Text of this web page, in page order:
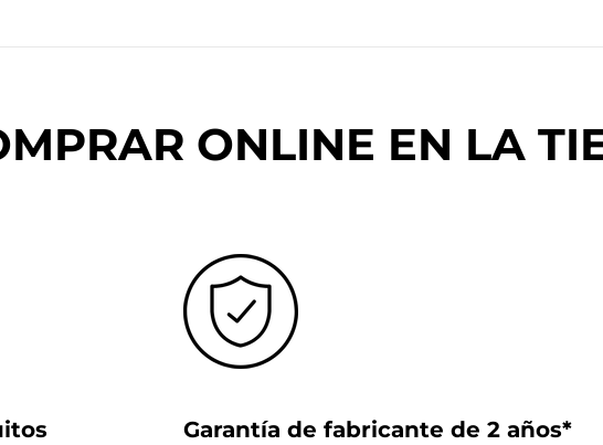
ONLINE EN LA
Garantía de fabricante de 2 años*